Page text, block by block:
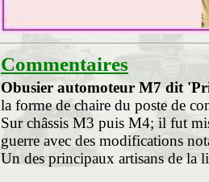
Commentaires
Obusier automoteur M7 dit
la forme de chaire du poste de
Sur châssis M3 puis M4; il fut
guerre avec des modifications
Un des principaux artisans de la